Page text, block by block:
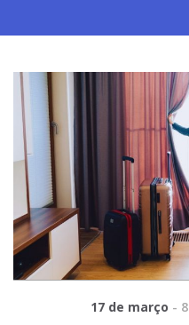
17 de março - 8